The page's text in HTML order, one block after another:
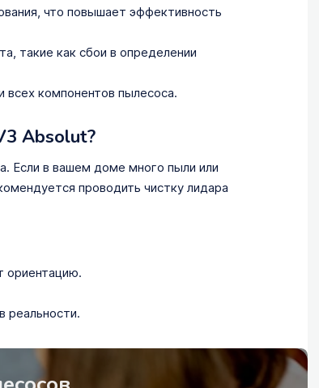
что повышает эффективность
такие как сбои в определении
всех компонентов пылесоса.
Absolut?
Если в вашем доме много пыли или
проводить чистку лидара
ориентацию.
реальности.